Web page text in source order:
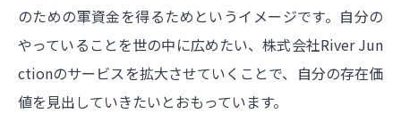
のための軍資金を得るためというイメージです。 自分の
やっていることを世の中に広めたい、株式会社River Jun
ctionのサービスを拡大させていくことで、自分の存在価
値を見出していきたいとおもっています。